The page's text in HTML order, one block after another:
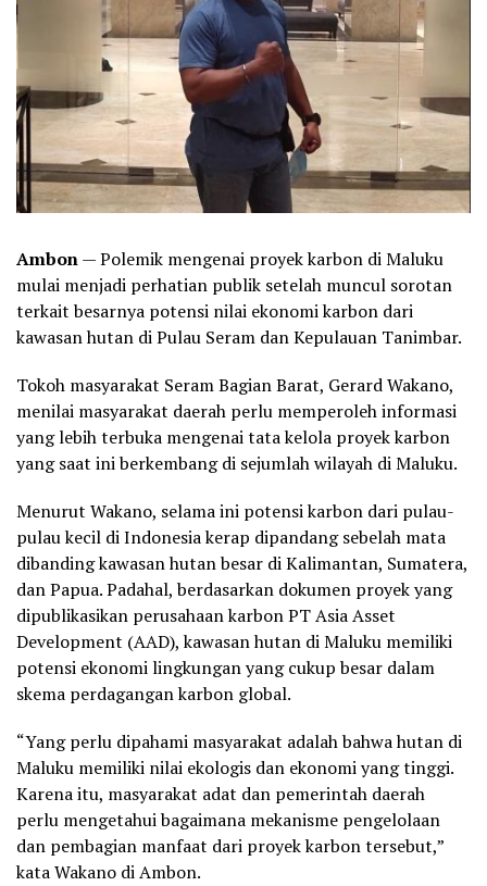
Ambon— Polemik mengenai proyek karbon di Maluku
mulai menjadi perhatian publik setelah muncul sorotan
terkait besarnya potensi nilai ekonomi karbon dari
kawasan hutan di Pulau Seram dan Kepulauan Tanimbar.
Tokoh masyarakat Seram Bagian Barat, Gerard Wakano,
menilai masyarakat daerah perlu memperoleh informasi
yang lebih terbuka mengenai tata kelola proyek karbon
yang saat ini berkembang di sejumlah wilayah di Maluku.
Menurut Wakano, selama ini potensi karbon dari pulau-
pulau kecil di Indonesia kerap dipandang sebelah mata
dibanding kawasan hutan besar di Kalimantan, Sumatera,
dan Papua. Padahal, berdasarkan dokumen proyek yang
dipublikasikan perusahaan karbon PT Asia Asset
Development (AAD), kawasan hutan di Maluku memiliki
potensi ekonomi lingkungan yang cukup besar dalam
skema perdagangan karbon global.
“Yang perlu dipahami masyarakat adalah bahwa hutan di
Maluku memiliki nilai ekologis dan ekonomi yang tinggi.
Karena itu, masyarakat adat dan pemerintah daerah
perlu mengetahui bagaimana mekanisme pengelolaan
dan pembagian manfaat dari proyek karbon tersebut,”
kata Wakano di Ambon.